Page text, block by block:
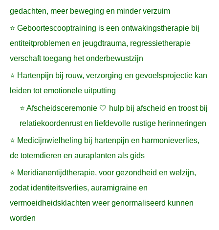
gedachten, meer beweging en minder verzuim
⭐ Geboortescooptraining is een ontwakingstherapie bij
entiteitproblemen en jeugdtrauma, regressietherapie
verschaft toegang het onderbewustzijn
⭐ Hartenpijn bij rouw, verzorging en gevoelsprojectie kan
leiden tot emotionele uitputting
⭐ Afscheidsceremonie 🤍 hulp bij afscheid en troost bij
relatiekoordenrust en liefdevolle rustige herinneringen
⭐ Medicijnwielheling bij hartenpijn en harmonieverlies,
de totemdieren en auraplanten als gids
⭐ Meridianentijdtherapie, voor gezondheid en welzijn,
zodat identiteitsverlies, auramigraine en
vermoeidheidsklachten weer genormaliseerd kunnen
worden